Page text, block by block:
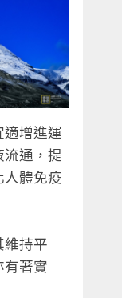
適增進運
流通，提
人體免疫
維持平
有著實